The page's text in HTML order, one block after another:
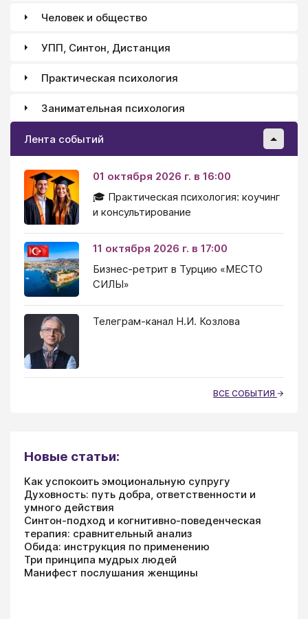
Человек и общество
УПП, Синтон, Дистанция
Практическая психология
Занимательная психология
Лента событий
01 октября 2026 г. в 16:00
🎓 Практическая психология: коучинг
и консультирование
11 октября 2026 г. в 17:00
Бизнес-ретрит в Турцию «МЕСТО
СИЛЫ»
Телеграм-канал Н.И. Козлова
ВСЕ СОБЫТИЯ
Новые статьи:
Как успокоить эмоциональную супругу
Духовность: путь добра, ответственности и
умного действия
Синтон-подход и когнитивно-поведенческая
терапия: сравнительный анализ
Обида: инструкция по применению
Три принципа мудрых людей
Манифест послушания женщины